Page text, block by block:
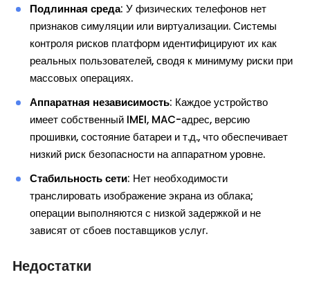
Подлинная среда: У физических телефонов нет
признаков симуляции или виртуализации. Системы
контроля рисков платформ идентифицируют их как
реальных пользователей, сводя к минимуму риски при
массовых операциях.
Аппаратная независимость: Каждое устройство
имеет собственный IMEI, MAC-адрес, версию
прошивки, состояние батареи и т.д., что обеспечивает
низкий риск безопасности на аппаратном уровне.
Стабильность сети: Нет необходимости
транслировать изображение экрана из облака;
операции выполняются с низкой задержкой и не
зависят от сбоев поставщиков услуг.
Недостатки